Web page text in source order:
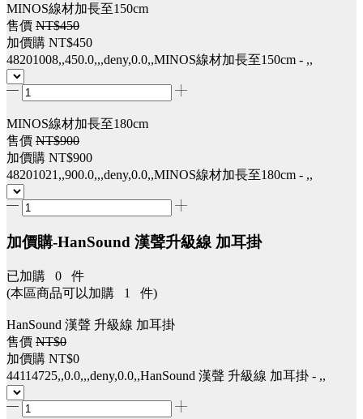
MINOS線材加長至150cm
售價 NT$450
加價購 NT$450
48201008,,450.0,,,deny,0.0,,MINOS線材加長至150cm - ,,
MINOS線材加長至180cm
售價 NT$900
加價購 NT$900
48201021,,900.0,,,deny,0.0,,MINOS線材加長至180cm - ,,
加價購-HanSound 漢聲升級線 加耳掛
已加購 0 件
(本區商品可以加購 1 件)
HanSound 漢聲 升級線 加耳掛
售價 NT$0
加價購 NT$0
44114725,,0.0,,,deny,0.0,,HanSound 漢聲 升級線 加耳掛 - ,,